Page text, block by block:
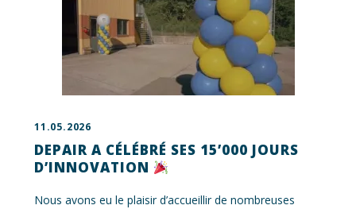
11.05.2026
DEPAIR A CÉLÉBRÉ SES 15’000 JOURS
D’INNOVATION
Nous avons eu le plaisir d’accueillir de nombreuses